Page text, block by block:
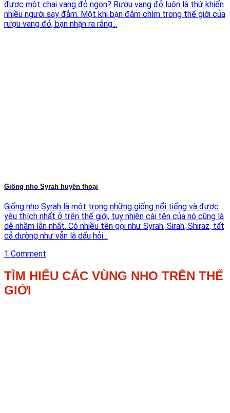
được một chai vang đỏ ngon? Rượu vang đỏ luôn là thứ khiến
nhiều người say đắm. Một khi bạn đắm chìm trong thế giới của
rượu vang đỏ, bạn nhận ra rằng...
Giống nho Syrah huyền thoại
Giống nho Syrah là một trong những giống nổi tiếng và được
yêu thích nhất ở trên thế giới, tuy nhiên cái tên của nó cũng là
dễ nhầm lẫn nhất. Có nhiều tên gọi như Syrah, Sirah, Shiraz, tất
cả dường như vẫn là dấu hỏi...
1 Comment
TÌM HIỂU CÁC VÙNG NHO TRÊN THẾ
GIỚI